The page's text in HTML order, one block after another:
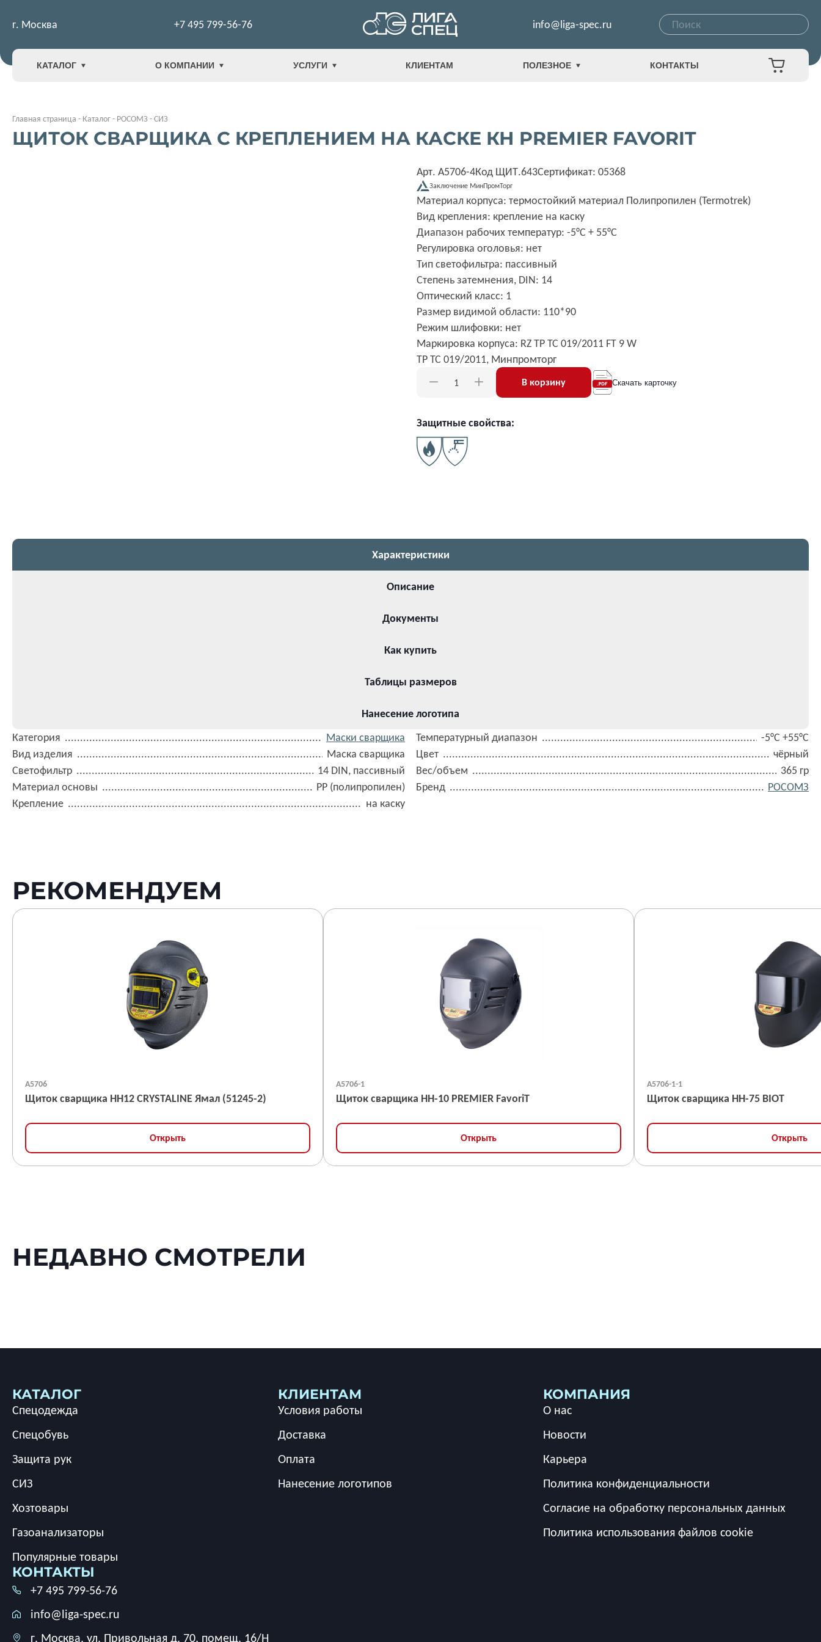
г. Москва +7 495 799-56-76 info@liga-spec.ru
КАТАЛОГ О КОМПАНИИ УСЛУГИ КЛИЕНТАМ ПОЛЕЗНОЕ КОНТАКТЫ
Главная страница - Каталог- РОСОМЗ -СИЗ
ЩИТОК СВАРЩИКА С КРЕПЛЕНИЕМ НА КАСКЕ КН PREMIER FAVORIT
Арт. А5706-4Код ЩИТ.643Сертификат: 05368
Заключение МинПромТорг
Материал корпуса: термостойкий материал Полипропилен (Termotrek)
Вид крепления: крепление на каску
Диапазон рабочих температур: -5°C + 55°C
Регулировка оголовья: нет
Тип светофильтра: пассивный
Степень затемнения, DIN: 14
Оптический класс: 1
Размер видимой области: 110*90
Режим шлифовки: нет
Маркировка корпуса: RZ TР ТС 019/2011 FT 9 W
ТР ТС 019/2011, Минпромторг
В корзину Скачать карточку
Защитные свойства:
Характеристики
Описание
Документы
Как купить
Таблицы размеров
Нанесение логотипа
Категория
Маски сварщика
Вид изделия
Маска сварщика
Светофильтр
14 DIN, пассивный
Материал основы
РР (полипропилен)
Крепление
на каску
Температурный диапазон
-5°С +55°С
Цвет
чёрный
Вес/объем
365 гр
Бренд
РОСОМЗ
РЕКОМЕНДУЕМ
А5706
Щиток сварщика НН12 CRYSTALINE Ямал (51245-2)
Открыть
А5706-1
Щиток сварщика НН-10 PREMIER FavoriT
Открыть
А5706-1-1
Щиток сварщика НН-75 BIOT
Открыть
НЕДАВНО СМОТРЕЛИ
КАТАЛОГ
Спецодежда
Спецобувь
Защита рук
СИЗ
Хозтовары
Газоанализаторы
Популярные товары
КЛИЕНТАМ
Условия работы
Доставка
Оплата
Нанесение логотипов
КОМПАНИЯ
О нас
Новости
Карьера
Политика конфиденциальности
Согласие на обработку персональных данных
Политика использования файлов cookie
КОНТАКТЫ
+7 495 799-56-76
info@liga-spec.ru
г. Москва, ул. Привольная д. 70, помещ. 16/Н